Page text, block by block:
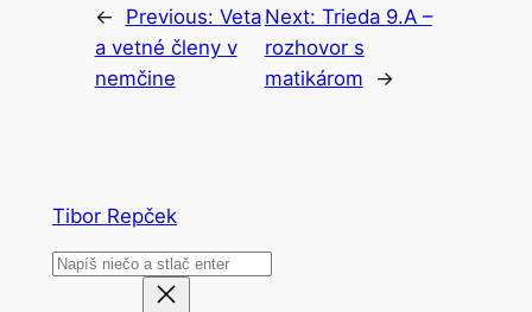
← Previous: Veta
a vetné členy v
nemčine
Next: Trieda 9.A –
rozhovor s
matikárom
→
Tibor Repček
Search